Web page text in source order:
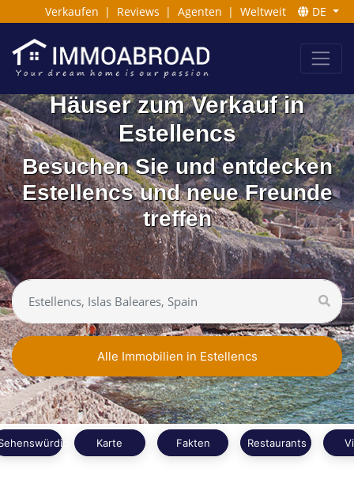
Verkaufen | Reviews | Agenten | Weltweit DE
Häuser zum Verkauf in
Estellencs
Besuchen Sie und entdecken
Estellencs und neue Freunde
treffen
Alle Immobilien in Estellencs
Karte Fakten Restaurants